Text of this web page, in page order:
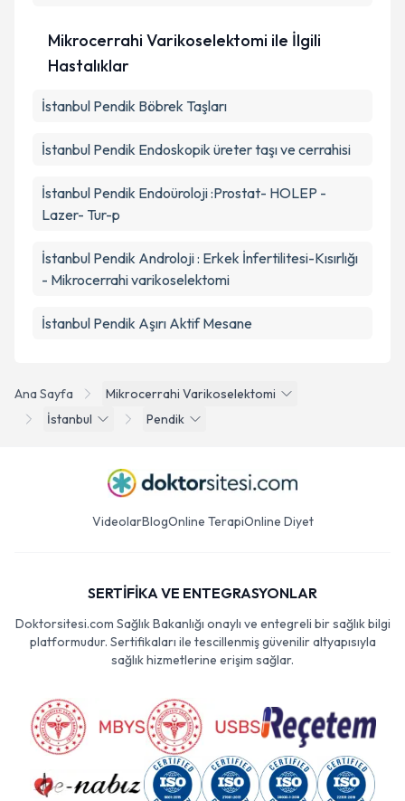
Ana Sayfa
Mikrocerrahi Varikoselektomi
İstanbul
Pendik
Mikrocerrahi Varikoselektomi ile İlgili
Hastalıklar
İstanbul Pendik Böbrek Taşları
İstanbul Pendik Endoskopik üreter taşı ve cerrahisi
İstanbul Pendik Endoüroloji :Prostat- HOLEP -
Lazer- Tur-p
İstanbul Pendik Androloji : Erkek İnfertilitesi-Kısırlığı
- Mikrocerrahi varikoselektomi
İstanbul Pendik Aşırı Aktif Mesane
VideolarBlogOnline TerapiOnline Diyet
SERTİFİKA VE ENTEGRASYONLAR
Doktorsitesi.com Sağlık Bakanlığı onaylı ve entegreli bir sağlık bilgi
platformudur. Sertifikaları ile tescillenmiş güvenilir altyapısıyla
sağlık hizmetlerine erişim sağlar.